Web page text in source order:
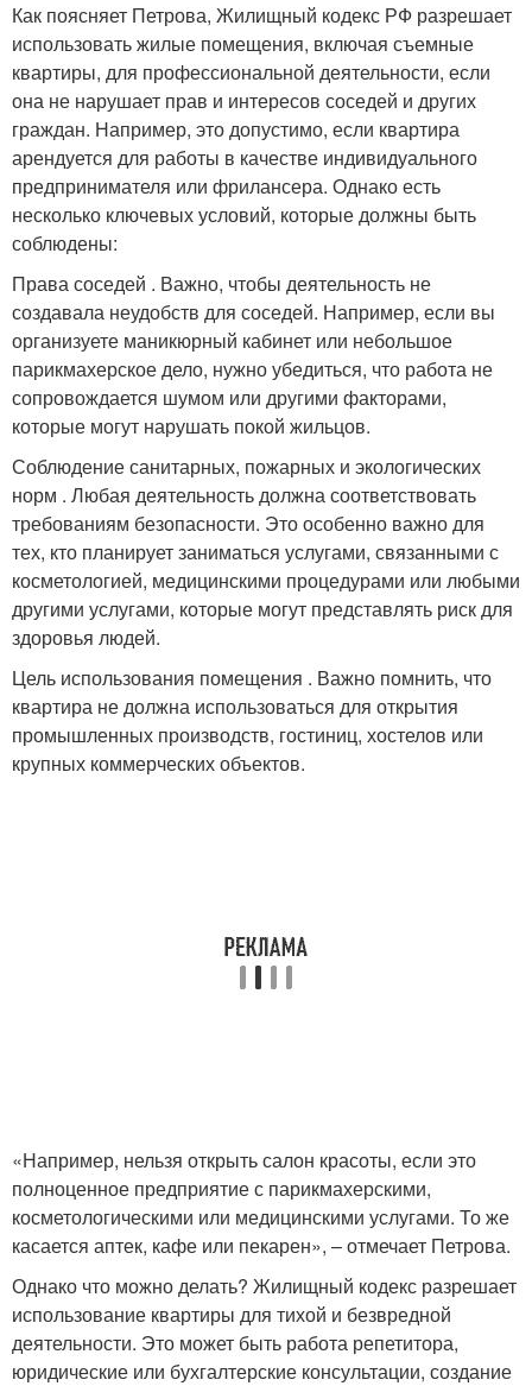
Как поясняет Петрова, Жилищный кодекс РФ разрешает
использовать жилые помещения, включая съемные
квартиры, для профессиональной деятельности, если
она не нарушает прав и интересов соседей и других
граждан. Например, это допустимо, если квартира
арендуется для работы в качестве индивидуального
предпринимателя или фрилансера. Однако есть
несколько ключевых условий, которые должны быть
соблюдены:
Права соседей . Важно, чтобы деятельность не
создавала неудобств для соседей. Например, если вы
организуете маникюрный кабинет или небольшое
парикмахерское дело, нужно убедиться, что работа не
сопровождается шумом или другими факторами,
которые могут нарушать покой жильцов.
Соблюдение санитарных, пожарных и экологических
норм . Любая деятельность должна соответствовать
требованиям безопасности. Это особенно важно для
тех, кто планирует заниматься услугами, связанными с
косметологией, медицинскими процедурами или любыми
другими услугами, которые могут представлять риск для
здоровья людей.
Цель использования помещения . Важно помнить, что
квартира не должна использоваться для открытия
промышленных производств, гостиниц, хостелов или
крупных коммерческих объектов.
«Например, нельзя открыть салон красоты, если это
полноценное предприятие с парикмахерскими,
косметологическими или медицинскими услугами. То же
касается аптек, кафе или пекарен», – отмечает Петрова.
Однако что можно делать? Жилищный кодекс разрешает
использование квартиры для тихой и безвредной
деятельности. Это может быть работа репетитора,
юридические или бухгалтерские консультации, создание